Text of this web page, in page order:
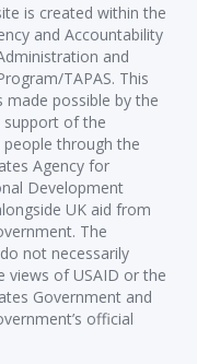
is created within the
and Accountability
and
TAPAS. This
made possible by the
support of the
people through the
Agency for
Development
UK aid from
The
not necessarily
views of USAID or the
Government and
official